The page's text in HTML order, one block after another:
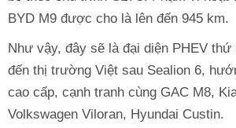
BYD M9 được cho là lên đến 945 km.
Như vậy, đây sẽ là đại diện PHEV
đến thị trường Việt sau Sealion 6,
cao cấp, cạnh tranh cùng GAC M8,
Volkswagen Viloran, Hyundai Custin.